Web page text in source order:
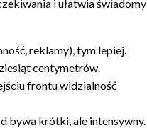
i ułatwia świadomy
reklamy), tym lepiej.
centymetrów.
frontu widzialność
bywa krótki, ale intensywny.